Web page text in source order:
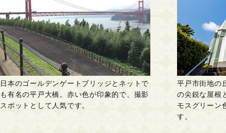
日本のゴールデンゲートブリッジとネットで
も有名の平戸大橋。赤い色が印象的で、撮影
スポットとして人気です。
平戸市街地の
の尖鋭な屋根
モスグリーン
す。